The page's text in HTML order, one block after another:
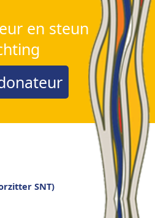
en steun
SNT)